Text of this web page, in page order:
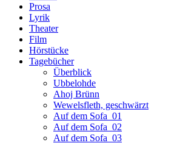
Prosa
Lyrik
Theater
Film
Hörstücke
Tagebücher
Überblick
Ubbelohde
Ahoj Brünn
Wewelsfleth, geschwärzt
Auf dem Sofa_01
Auf dem Sofa_02
Auf dem Sofa_03